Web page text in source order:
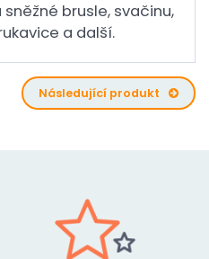
brusle, svačinu,
a další.
Následující produkt